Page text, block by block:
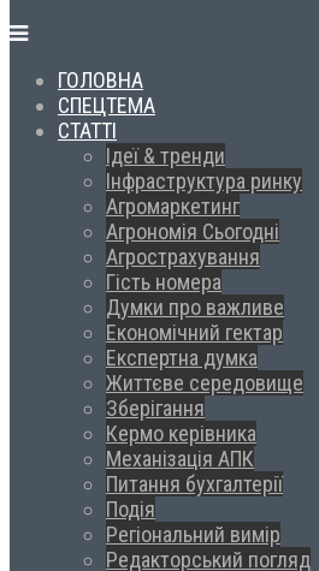
ГОЛОВНА
СПЕЦТЕМА
СТАТТІ
Ідеї & тренди
Інфраструктура ринку
Агромаркетинг
Агрономія Сьогодні
Агрострахування
Гість номера
Думки про важливе
Економічний гектар
Експертна думка
Життєве середовище
Зберігання
Кермо керівника
Механізація АПК
Питання бухгалтерії
Подія
Регіональний вимір
Редакторський погляд